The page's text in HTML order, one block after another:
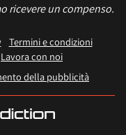
ricevere un compenso.
Termini e condizioni
Lavora con noi
della pubblicità